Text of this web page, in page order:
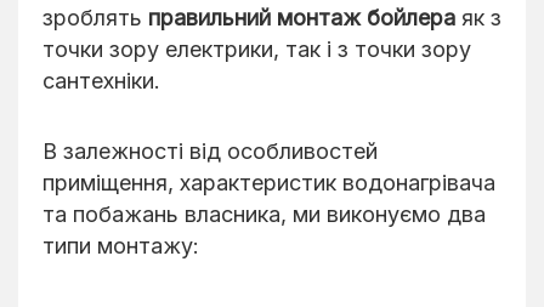
зроблять правильний монтаж бойлера як з
точки зору електрики, так і з точки зору
сантехніки.
В залежності від особливостей
приміщення, характеристик водонагрівача
та побажань власника, ми виконуємо два
типи монтажу: